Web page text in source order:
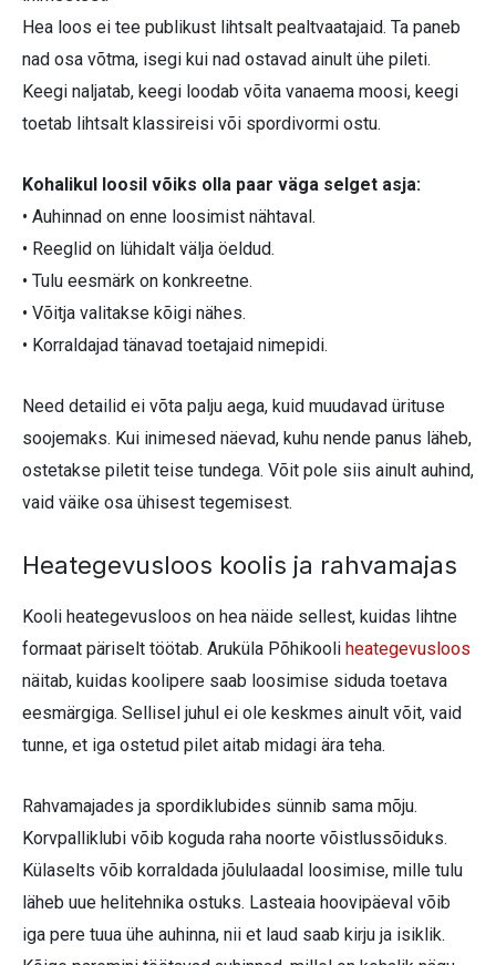
Hea loos ei tee publikust lihtsalt pealtvaatajaid. Ta paneb
nad osa võtma, isegi kui nad ostavad ainult ühe pileti.
Keegi naljatab, keegi loodab võita vanaema moosi, keegi
toetab lihtsalt klassireisi või spordivormi ostu.
Kohalikul loosil võiks olla paar väga selget asja:
• Auhinnad on enne loosimist nähtaval.
• Reeglid on lühidalt välja öeldud.
• Tulu eesmärk on konkreetne.
• Võitja valitakse kõigi nähes.
• Korraldajad tänavad toetajaid nimepidi.
Need detailid ei võta palju aega, kuid muudavad ürituse
soojemaks. Kui inimesed näevad, kuhu nende panus läheb,
ostetakse piletit teise tundega. Võit pole siis ainult auhind,
vaid väike osa ühisest tegemisest.
Heategevusloos koolis ja rahvamajas
Kooli heategevusloos on hea näide sellest, kuidas lihtne
formaat päriselt töötab. Aruküla Põhikooli heategevusloos
näitab, kuidas koolipere saab loosimise siduda toetava
eesmärgiga. Sellisel juhul ei ole keskmes ainult võit, vaid
tunne, et iga ostetud pilet aitab midagi ära teha.
Rahvamajades ja spordiklubides sünnib sama mõju.
Korvpalliklubi võib koguda raha noorte võistlussõiduks.
Külaselts võib korraldada jõululaadal loosimise, mille tulu
läheb uue helitehnika ostuks. Lasteaia hoovipäeval võib
iga pere tuua ühe auhinna, nii et laud saab kirju ja isiklik.